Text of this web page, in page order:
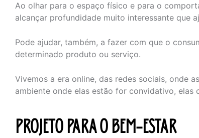
Ao olhar para o espaço físico e para o
alcançar profundidade muito interessante que
Pode ajudar, também, a fazer com que o
determinado produto ou serviço.
Vivemos a era online, das redes sociais, onde
ambiente onde elas estão for convidativo, elas
PROJETO PARA O BEM-ESTAR